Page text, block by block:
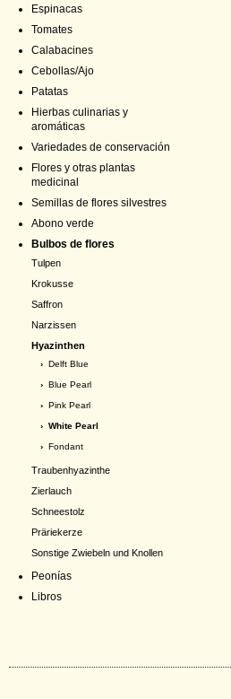
Espinacas
Tomates
Calabacines
Cebollas/Ajo
Patatas
Hierbas culinarias y
aromáticas
Variedades de conservación
Flores y otras plantas
medicinal
Semillas de flores silvestres
Abono verde
Bulbos de flores
Tulpen
Krokusse
Saffron
Narzissen
Hyazinthen
› Delft Blue
› Blue Pearl
› Pink Pearl
› White Pearl
› Fondant
Traubenhyazinthe
Zierlauch
Schneestolz
Präriekerze
Sonstige Zwiebeln und Knollen
Peonías
Libros